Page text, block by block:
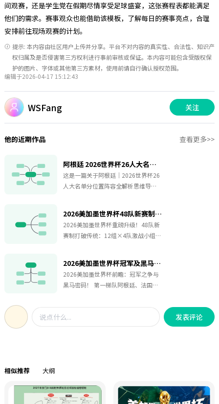
间观赛，还是学生党在假期尽情享受足球盛宴，这张赛程表都能满足
他们的需求。赛事观众也能借助该模板，了解每日的赛事亮点，合理
安排前往现场观赛的计划。
提示: 本内容由社区用户上传并分享。平台不对内容的真实性、合法性、知识产
权归属及是否侵害第三方权利进行事前审核或保证。本内容可能包含受版权保
护的图片、字体或其他第三方素材，使用前请自行确认授权范围。
编辑于2026-04-17 15:12:43
WSFang 关注
他的近期作品 查看更多>>
阿根廷 2026世界杯26人大名单分位置阵容全解析
这是一篇关于阿根廷｜2026世界杯26
人大名单分位置阵容全解析思维导
在足球的狂热世界里，2026世界杯的
战火尚未点燃，但阿根廷队已然成为
万众瞩目的焦点。这支拥有深厚冠军
出击，踏上卫冕的荣耀征程。锋线
上，新老交替的阵容充满活力与经
验。梅西，作为球队的绝对核心，将
队最大的底气。中场，黄金三角组合
掌控着比赛的节奏，他们的传球、组
冠班底，预选赛中以38分头名出线，
展现出了强大的统治力。这支队伍
2026美加墨世界杯48队新赛制规则全解析
2026美加墨世界杯重磅升级！48队新
赛制打破传统：12组×4队激战小组
军不降含金量，通过"择优第三"平衡强
弱差距②淘汰赛路径更曲折
（32→16→8→4→2）③新旧赛制对
赛6场定排名，同分规则精密，最终单
场决胜冠亚季军史上最大规模世界
2026美加墨世界杯冠军及黑马预测分析
2026美加墨世界杯前瞻：冠军之争与
黑马密码！ 第一梯队阿根廷、法国卫
黑马候选摩洛哥、克罗地亚延续韧
性，东道主美国、加拿大借主场之势
或创奇迹关键变量：核心球员状态
局！
发表评论
相似推荐 大纲